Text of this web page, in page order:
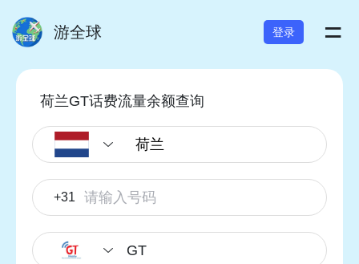
游全球 登录 =
荷兰GT话费流量余额查询
+31
GT